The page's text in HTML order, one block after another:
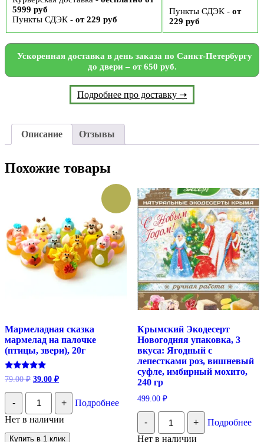
5999 руб
Пункты СДЭК - от 229 руб
Пункты СДЭК - от
229 руб
Ускоренная доставка в день заказа по Санкт-Петербургу
до двери – от 650 руб.
Подробнее про доставку ➝
Описание Отзывы
Похожие товары
Мармеладная сказка
мармелад на палочке
(птицы, звери), 20г
Оценка
5.00
из 5
79.00₽ Первоначальная
цена
составляла
79.00 ₽.
39.00 ₽Текущая
цена:
-
Количество
Мармеладная
сказка
мармелад
на
+
Подробнее
Нет в наличии
Купить в 1 клик
Крымский Экодесерт
Новогодняя упаковка, 3
вкуса: Ягодный с
лепестками роз, вишневый
суфле, имбирный мохито,
240 гр
499.00 ₽
-
Количество
Крымский
Экодесерт
+
Подробнее
Нет в наличии